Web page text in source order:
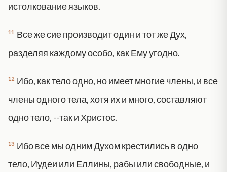
истолкование языков.
11 Все же сие производит один и тот же Дух,
разделяя каждому особо, как Ему угодно.
12 Ибо, как тело одно, но имеет многие члены, и все
члены одного тела, хотя их и много, составляют
одно тело, --так и Христос.
13 Ибо все мы одним Духом крестились в одно
тело, Иудеи или Еллины, рабы или свободные, и